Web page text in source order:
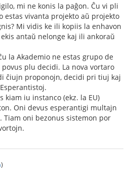
mi ne konis la paĝon. Ĉu vi pli
estas vivanta projekto aŭ projekto
Mi vidis ke ili kopiis la enhavon
antaŭ nelonge kaj ili ankoraŭ
la Akademio ne estas grupo de
plu decidi. La nova vortaro
ĉiujn proponojn, decidi pri tiuj kaj
kiam iu instanco (ekz. la EU)
Oni devus esperantigi multajn
Tiam oni bezonus sistemon por
)